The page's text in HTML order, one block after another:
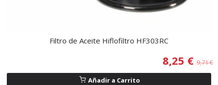
Filtro de Aceite Hiflofiltro HF303RC
8,25 € 9,71 €
Añadir a Carrito